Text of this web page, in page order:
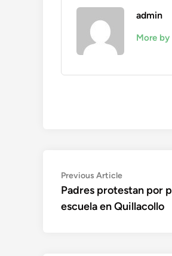
admin
More by
Navegación
de
entradas
Previous ArticlePrevious
article:
Padres protestan por
escuela en Quillacollo